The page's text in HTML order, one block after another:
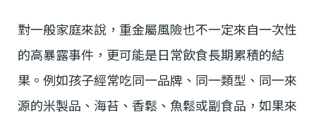
對一般家庭來說，重金屬風險也不一定來自一次性
的高暴露事件，更可能是日常飲食長期累積的結
果。例如孩子經常吃同一品牌、同一類型、同一來
源的米製品、海苔、香鬆、魚鬆或副食品，如果來